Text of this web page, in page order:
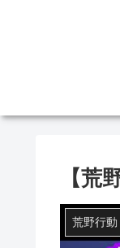
【荒
荒野行動